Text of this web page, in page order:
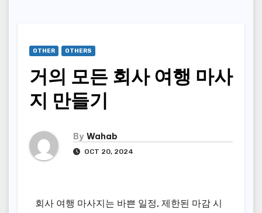
OTHER OTHERS
거의 모든 회사 여행 마사
지 만들기
By Wahab
OCT 20, 2024
회사 여행 마사지는 바쁜 일정, 제한된 마감 시